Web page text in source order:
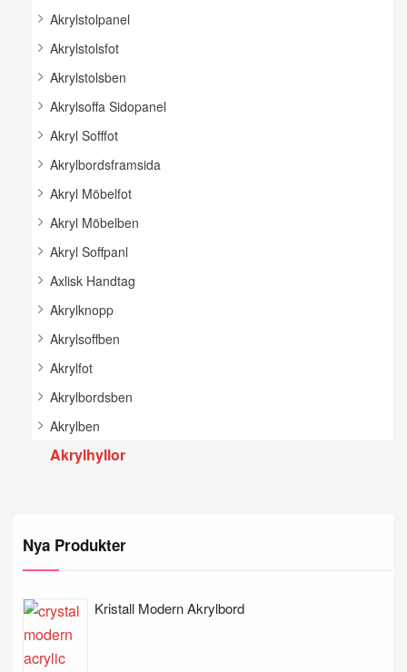
Akrylstolpanel
Akrylstolsfot
Akrylstolsben
Akrylsoffa Sidopanel
Akryl Sofffot
Akrylbordsframsida
Akryl Möbelfot
Akryl Möbelben
Akryl Soffpanl
Axlisk Handtag
Akrylknopp
Akrylsoffben
Akrylfot
Akrylbordsben
Akrylben
Akrylhyllor
Nya Produkter
Kristall Modern Akrylbord